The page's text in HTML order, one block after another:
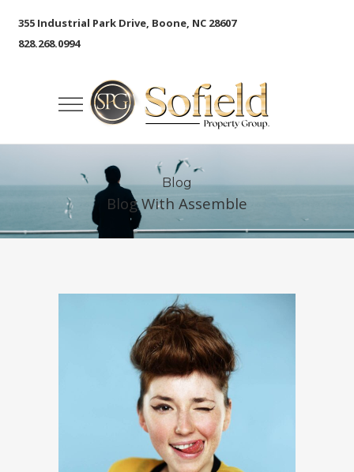
355 Industrial Park Drive, Boone, NC 28607
828.268.0994
Blog
Blog With Assemble